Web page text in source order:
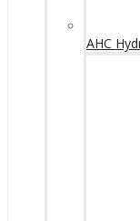
AHC